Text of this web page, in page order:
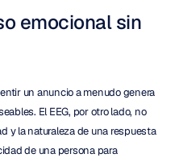
emocional sin
un anuncio a menudo genera
El EEG, por otro lado, no
y la naturaleza de una respuesta
de una persona para